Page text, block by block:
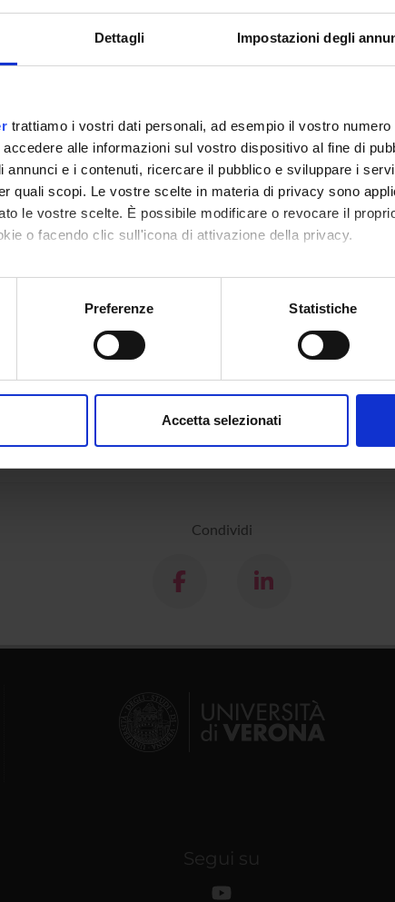
Dettagli Impostazioni degli
trattiamo i vostri dati personali, ad esempio il vostro
alle informazioni sul vostro dispositivo al fine di
annunci e i contenuti, ricercare il pubblico e sviluppare i
quali scopi. Le vostre scelte in materia di privacy sono
le vostre scelte. È possibile modificare o revocare il
o facendo clic sull'icona di attivazione della privacy.
anche:
sulla tua posizione geografica, con un'approssimazione
in qualsiasi momento dalla Dichiarazione sui cookie.
Preferenze Statistiche
Accetta selezionati
Condividi
Segui su